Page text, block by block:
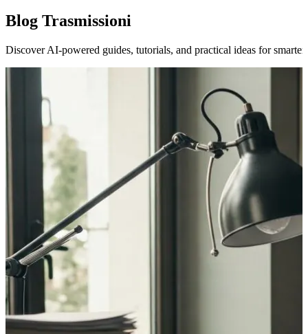
Blog Trasmissioni
Discover AI-powered guides, tutorials, and practical ideas for